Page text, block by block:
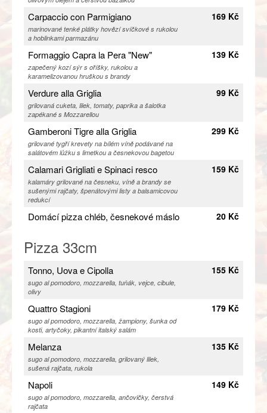
Carpaccio con Parmigiano
marinované tenké plátky hovězí svíčkové s rukolou
a hoblinkami parmazánu
169 Kč
Formaggio Capra la Pera "New"
zapečený kozí sýr s oříšky, rukolou a
karamelizovanou hruškou s brandy
139 Kč
Verdure alla Griglia
grilovaná cuketa, lilek, tomaty, paprika a šalotka
zapékané s Mozzarellou
99 Kč
Gamberoni Tigre alla Griglia
grilované tygří krevety na bílém víně podávané na
salátovém lůžku s limetkou a česnekovou bagetou
299 Kč
Calamari Grigliati e Spinaci resco
kalamáry grilované na česneku, víně a brandy se
sušenými rajčaty, špenátovými listy a balsamicovou
redukcí
159 Kč
Domácí pizza chléb, česnekové máslo 20 Kč
Pizza 33cm
Tonno, Uova e Cipolla
sugo al pomodoro, mozzarella, tuňák, vejce, cibule,
olivy
155 Kč
Quattro Stagioni
sugo al pomodoro, mozzarella, žampiony, šunka od
kosti, artyčoky, pikantní italský salám
179 Kč
Melanza
sugo al pomodoro, mozzarella, grilovaný lilek,
sušená rajčata, rukola
135 Kč
Napoli
sugo al pomodoro, mozzarella, ančovičky, čerstvá
rajčata
149 Kč